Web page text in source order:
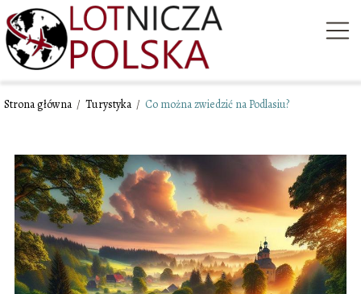
Strona główna / Turystyka / Co można zwiedzić na Podlasiu?